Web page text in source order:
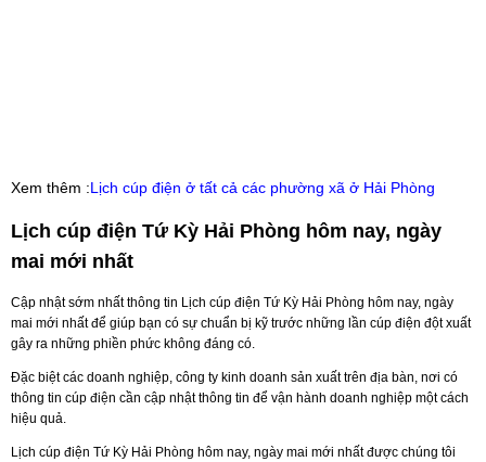
Xem thêm :Lịch cúp điện ở tất cả các phường xã ở Hải Phòng
Lịch cúp điện Tứ Kỳ Hải Phòng hôm nay, ngày
mai mới nhất
Cập nhật sớm nhất thông tin Lịch cúp điện Tứ Kỳ Hải Phòng hôm nay, ngày
mai mới nhất để giúp bạn có sự chuẩn bị kỹ trước những lần cúp điện đột xuất
gây ra những phiền phức không đáng có.
Đặc biệt các doanh nghiệp, công ty kinh doanh sản xuất trên địa bàn, nơi có
thông tin cúp điện cần cập nhật thông tin để vận hành doanh nghiệp một cách
hiệu quả.
Lịch cúp điện Tứ Kỳ Hải Phòng hôm nay, ngày mai mới nhất được chúng tôi